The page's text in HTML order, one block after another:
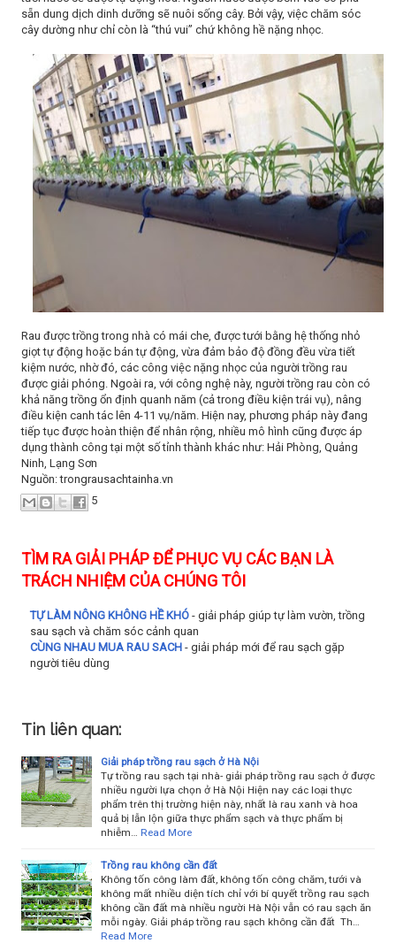
sẵn dung dịch dinh dưỡng sẽ nuôi sống cây. Bởi vậy, việc chăm sóc
cây dường như chỉ còn là “thú vui” chứ không hề nặng nhọc.
Rau được trồng trong nhà có mái che, được tưới bằng hệ thống nhỏ
giọt tự động hoặc bán tự động, vừa đảm bảo độ đồng đều vừa tiết
kiệm nước, nhờ đó, các công việc nặng nhọc của người trồng rau
được giải phóng. Ngoài ra, với công nghệ này, người trồng rau còn có
khả năng trồng ổn định quanh năm (cả trong điều kiện trái vụ), nâng
điều kiện canh tác lên 4-11 vụ/năm. Hiện nay, phương pháp này đang
tiếp tục được hoàn thiện để nhân rộng, nhiều mô hình cũng được áp
dụng thành công tại một số tỉnh thành khác như: Hải Phòng, Quảng
Ninh, Lạng Sơn
Nguồn: trongrausachtainha.vn
5
TÌM RA GIẢI PHÁP ĐỂ PHỤC VỤ CÁC BẠN LÀ
TRÁCH NHIỆM CỦA CHÚNG TÔI
TỰ LÀM NÔNG KHÔNG HỀ KHÓ - giải pháp giúp tự làm vườn, trồng
sau sạch và chăm sóc cảnh quan
CÙNG NHAU MUA RAU SACH - giải pháp mới để rau sạch gặp
người tiêu dùng
Tin liên quan:
Giải pháp trồng rau sạch ở Hà Nội
Tự trồng rau sạch tại nhà- giải pháp trồng rau sạch ở được
nhiều người lựa chọn ở Hà Nội Hiện nay các loại thực
phẩm trên thị trường hiện này, nhất là rau xanh và hoa
quả bị lẫn lộn giữa thực phẩm sạch và thực phẩm bị
nhiễm…
Read More
Trồng rau không cần đất
Không tốn công làm đất, không tốn công chăm, tưới và
không mất nhiều diện tích chỉ với bí quyết trồng rau sạch
không cần đất mà nhiều người Hà Nội vẫn có rau sạch ăn
mỗi ngày. Giải pháp trồng rau sạch không cần đất Th…
Read More